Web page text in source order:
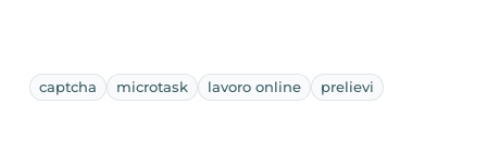
captcha microtask lavoro online prelievi